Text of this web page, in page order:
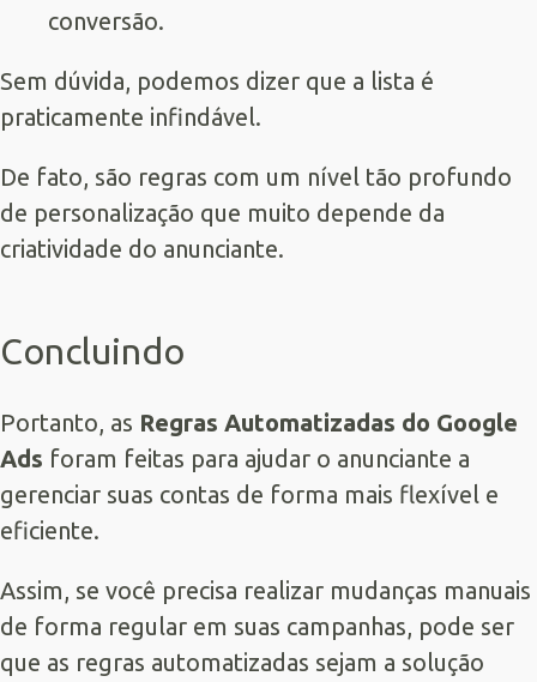
conversão.
Sem dúvida, podemos dizer que a lista é
praticamente infindável.
De fato, são regras com um nível tão profundo
de personalização que muito depende da
criatividade do anunciante.
Concluindo
Portanto, as Regras Automatizadas do Google
Ads foram feitas para ajudar o anunciante a
gerenciar suas contas de forma mais flexível e
eficiente.
Assim, se você precisa realizar mudanças manuais
de forma regular em suas campanhas, pode ser
que as regras automatizadas sejam a solução